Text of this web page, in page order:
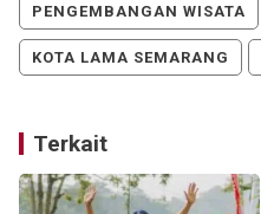
PENGEMBANGAN WISATA
KOTA LAMA SEMARANG
Terkait